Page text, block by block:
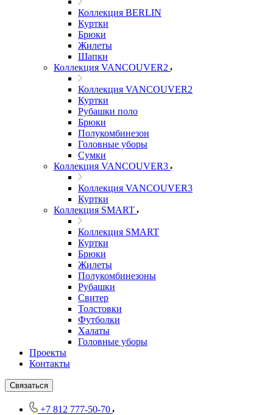
Коллекция BERLIN
Куртки
Брюки
Жилеты
Шапки
Коллекция VANCOUVER2
Коллекция VANCOUVER2
Куртки
Рубашки поло
Брюки
Полукомбинезон
Головные уборы
Сумки
Коллекция VANCOUVER3
Коллекция VANCOUVER3
Куртки
Коллекция SMART
Коллекция SMART
Куртки
Брюки
Жилеты
Полукомбинезоны
Рубашки
Свитер
Толстовки
Футболки
Халаты
Головные уборы
Проекты
Контакты
Связаться
+7 812 777-50-70